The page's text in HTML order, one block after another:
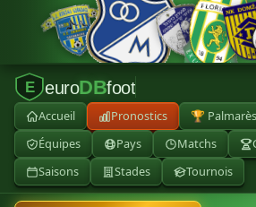
E euroDBfoot
Accueil Pronostics 🏆 Palmarès
Équipes
Pays Matchs
Saisons
Stades Tournois